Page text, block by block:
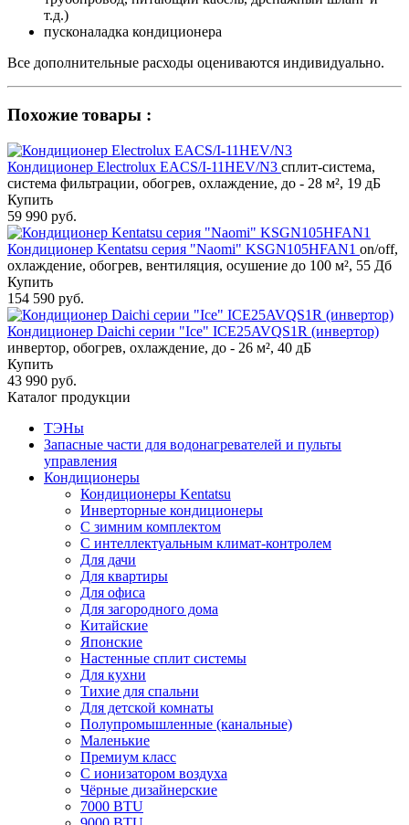
т.д.)
пусконаладка кондиционера
Все дополнительные расходы оцениваются индивидуально.
Похожие товары :
Кондиционер Electrolux EACS/I-11HEV/N3 сплит-система,
система фильтрации, обогрев, охлаждение, до - 28 м², 19 дБ
Купить
59 990 руб.
Кондиционер Kentatsu серия "Naomi" KSGN105HFAN1 on/off,
охлаждение, обогрев, вентиляция, осушение до 100 м², 55 Дб
Купить
154 590 руб.
Кондиционер Daichi серии "Ice" ICE25AVQS1R (инвертор)
инвертор, обогрев, охлаждение, до - 26 м², 40 дБ
Купить
43 990 руб.
Каталог продукции
ТЭНы
Запасные части для водонагревателей и пульты
управления
Кондиционеры
Кондиционеры Kentatsu
Инверторные кондиционеры
С зимним комплектом
С интеллектуальным климат-контролем
Для дачи
Для квартиры
Для офиса
Для загородного дома
Китайские
Японские
Настенные сплит системы
Для кухни
Тихие для спальни
Для детской комнаты
Полупромышленные (канальные)
Маленькие
Премиум класс
C ионизатором воздуха
Чёрные дизайнерские
7000 BTU